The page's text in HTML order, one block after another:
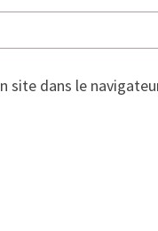
dans le